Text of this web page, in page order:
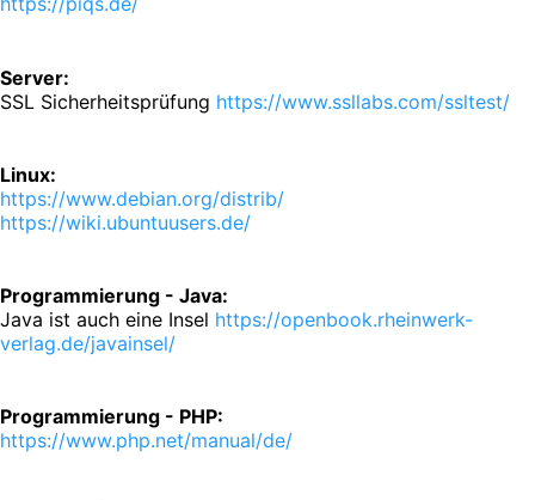
Server:
SSL Sicherheitsprüfung https://www.ssllabs.com/ssltest/
Linux:
https://www.debian.org/distrib/
https://wiki.ubuntuusers.de/
Programmierung - Java:
Java ist auch eine Insel https://openbook.rheinwerk-
verlag.de/javainsel/
Programmierung - PHP:
https://www.php.net/manual/de/